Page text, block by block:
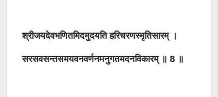
श्रीजयदेवभणितमिदमुदयति हरिचरणस्मृतिसारम् ।
सरसवसन्तसमयवनवर्णनमनुगतमदनविकारम् ॥ 8 ॥